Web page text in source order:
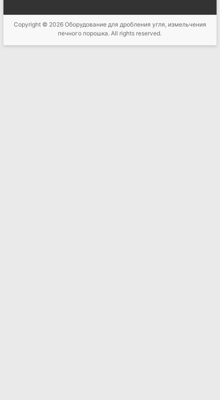
Copyright © 2026 Оборудование для дробления угля, измельчения
печного порошка. All rights reserved.